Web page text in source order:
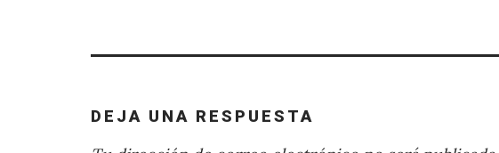
DEJA UNA RESPUESTA